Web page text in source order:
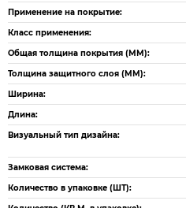
Применение на покрытие:
Класс применения:
Общая толщина покрытия (ММ):
Толщина защитного слоя (ММ):
Ширина:
Длина:
Визуальный тип дизайна:
Замковая система:
Количество в упаковке (ШТ):